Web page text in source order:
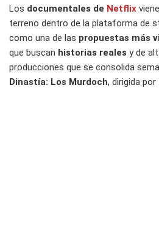
Los documentales de Netflix
terreno dentro de la plataforma de
como una de las propuestas más
que buscan historias reales y de
producciones que se consolida
Dinastía: Los Murdoch, dirigida por